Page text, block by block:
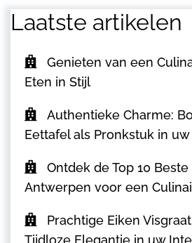
Laatste artikelen
Genieten van een
Eten in Stijl
Authentieke Charme:
Eettafel als Pronkstuk in
Ontdek de Top 10
Antwerpen voor een
Prachtige Eiken
Tijdloze Elegantie in uw